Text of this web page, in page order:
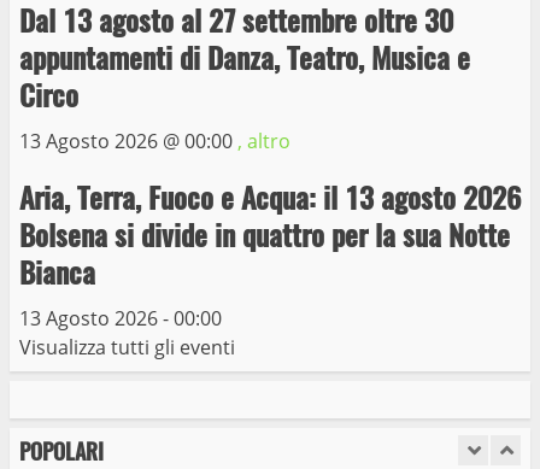
Dal 13 agosto al 27 settembre oltre 30
appuntamenti di Danza, Teatro, Musica e
Circo
13 Agosto 2026 @00:00 , altro
Aria, Terra, Fuoco e Acqua: il 13 agosto 2026
Bolsena si divide in quattro per la sua Notte
Bianca
13 Agosto 2026 - 00:00
Visualizza tutti gli eventi
POPOLARI
6
Trasporto pubblico locale, trasferimento
15 Giugno 2023
Giochi Sportivi Studenteschi di Atletica a
Viterbo
I Carabinieri arrestano due giovani per
stupefacenti